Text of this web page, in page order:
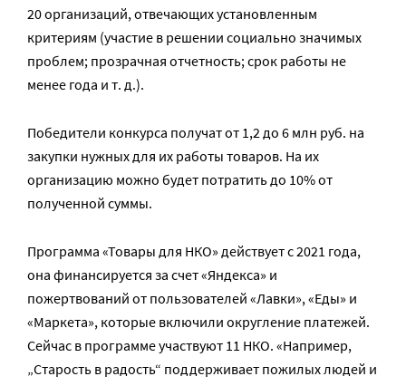
20 организаций, отвечающих установленным
критериям (участие в решении социально значимых
проблем; прозрачная отчетность; срок работы не
менее года и т. д.).
Победители конкурса получат от 1,2 до 6 млн руб. на
закупки нужных для их работы товаров. На их
организацию можно будет потратить до 10% от
полученной суммы.
Программа «Товары для НКО» действует с 2021 года,
она финансируется за счет «Яндекса» и
пожертвований от пользователей «Лавки», «Еды» и
«Маркета», которые включили округление платежей.
Сейчас в программе участвуют 11 НКО. «Например,
„Старость в радость“ поддерживает пожилых людей и